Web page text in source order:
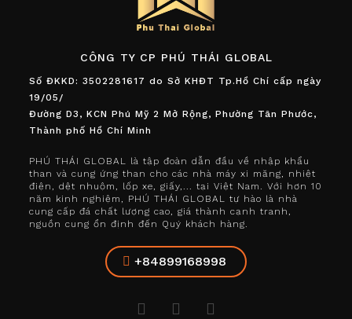
CÔNG TY CP PHÚ THÁI GLOBAL
Số ĐKKD: 3502281617 do Sở KHĐT Tp.Hồ Chí cấp ngày
19/05/
Đường D3, KCN Phú Mỹ 2 Mở Rộng, Phường Tân Phước,
Thành phố Hồ Chí Minh
PHÚ THÁI GLOBAL là tập đoàn dẫn đầu về nhập khẩu
than và cung ứng than cho các nhà máy xi măng, nhiệt
điện, dệt nhuộm, lốp xe, giấy,... tại Việt Nam. Với hơn 10
năm kinh nghiệm, PHÚ THÁI GLOBAL tự hào là nhà
cung cấp đá chất lượng cao, giá thành cạnh tranh,
nguồn cung ổn định đến Quý khách hàng.
+84899168998